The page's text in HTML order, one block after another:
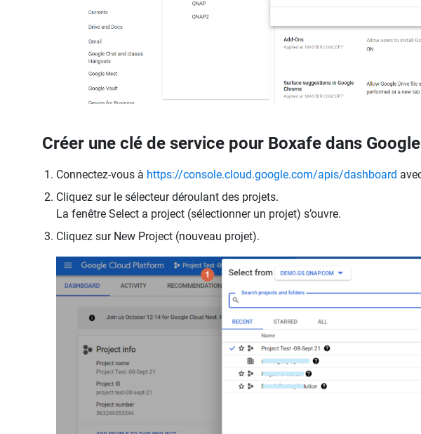
Créer une clé de service pour Boxafe dans
Connectez-vous à https://console.cloud.google.com/apis/dashboard
Cliquez sur le sélecteur déroulant des projets.
La fenêtre Select a project (sélectionner un projet) s’ouvre.
Cliquez sur New Project (nouveau projet).